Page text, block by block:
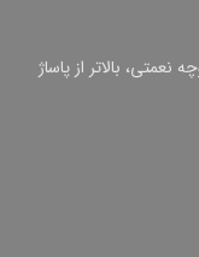
بالاتر از پاساژ